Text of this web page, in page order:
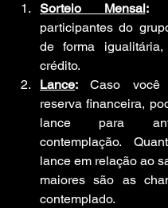
Sorteio Mensal:
participantes do
de forma
crédito.
Lance: Caso você
reserva financeira,
lance para
contemplação.
lance em relação ao
maiores são as
contemplado.